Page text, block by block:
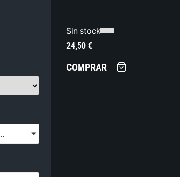
Sin stock
24,50€
COMPRAR